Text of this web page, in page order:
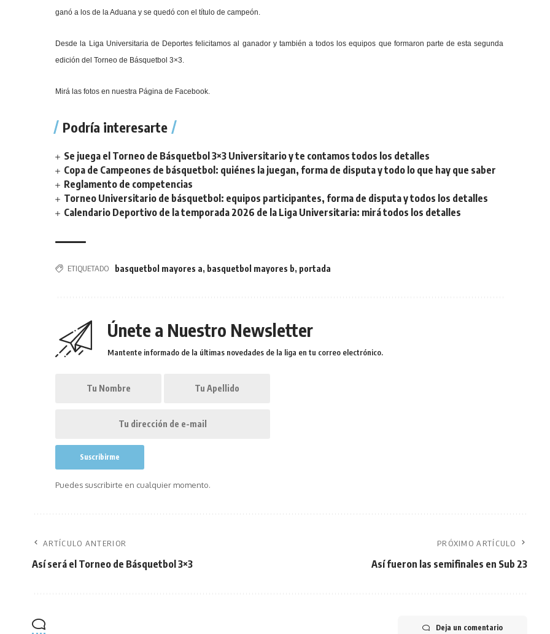
ganó a los de la Aduana y se quedó con el título de campeón.
Desde la Liga Universitaria de Deportes felicitamos al ganador y también a todos los equipos que formaron parte de esta segunda
edición del Torneo de Básquetbol 3×3.
Mirá las fotos en nuestra Página de Facebook.
Podría interesarte
Se juega el Torneo de Básquetbol 3×3 Universitario y te contamos todos los detalles
Copa de Campeones de básquetbol: quiénes la juegan, forma de disputa y todo lo que hay que saber
Reglamento de competencias
Torneo Universitario de básquetbol: equipos participantes, forma de disputa y todos los detalles
Calendario Deportivo de la temporada 2026 de la Liga Universitaria: mirá todos los detalles
ETIQUETADO basquetbol mayores a, basquetbol mayores b, portada
Únete a Nuestro Newsletter
Mantente informado de la últimas novedades de la liga en tu correo electrónico.
Puedes suscribirte en cualquier momento.
ARTÍCULO ANTERIOR
Así será el Torneo de Básquetbol 3×3
PRÓXIMO ARTÍCULO
Así fueron las semifinales en Sub 23
Deja un comentario